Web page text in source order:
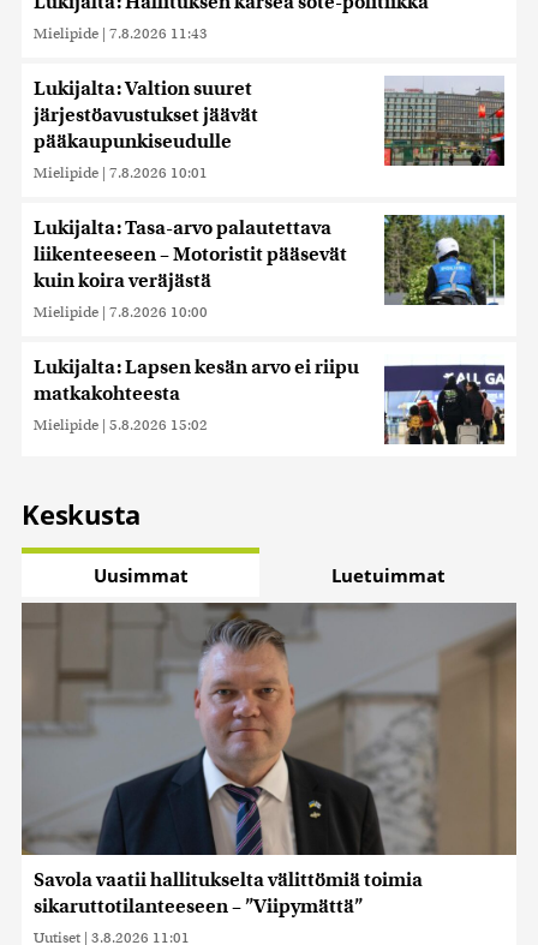
Mielipide | 7.8.2026 11:43
Lukijalta: Valtion suuret
järjestöavustukset jäävät
pääkaupunkiseudulle
Mielipide | 7.8.2026 10:01
Lukijalta: Tasa-arvo palautettava
liikenteeseen – Motoristit pääsevät
kuin koira veräjästä
Mielipide | 7.8.2026 10:00
Lukijalta: Lapsen kesän arvo ei riipu
matkakohteesta
Mielipide | 5.8.2026 15:02
Keskusta
Uusimmat Luetuimmat
Savola vaatii hallitukselta välittömiä toimia
sikaruttotilanteeseen – ”Viipymättä”
Uutiset | 3.8.2026 11:01